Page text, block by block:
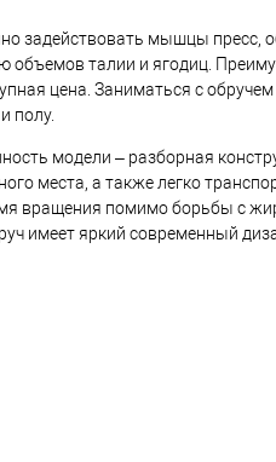
задействовать мышцы пресс,
объемов талии и ягодиц.
цена. Заниматься с
полу.
модели – разборная
места, а также легко
вращения помимо борьбы с
имеет яркий современный